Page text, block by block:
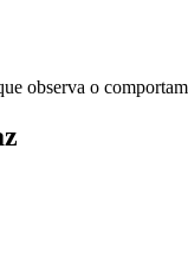
observa o